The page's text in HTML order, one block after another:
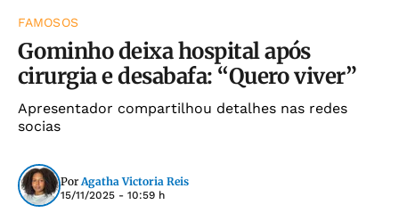
FAMOSOS
Gominho deixa hospital após
cirurgia e desabafa: “Quero viver”
Apresentador compartilhou detalhes nas redes
socias
Por Agatha Victoria Reis
15/11/2025 - 10:59 h